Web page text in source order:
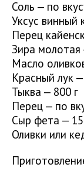
Соль — по
Уксус винный
Перец
Зира молотая
Масло
Красный лук
Тыква — 800 г
Перец — по
Сыр фета —
Оливки или